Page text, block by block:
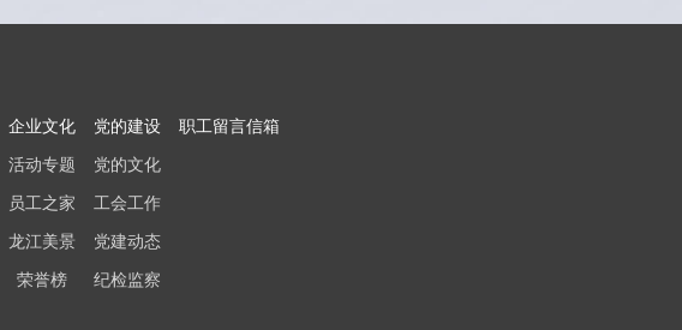
企业文化
活动专题
员工之家
龙江美景
荣誉榜
党的建设
党的文化
工会工作
党建动态
纪检监察
职工留言信箱